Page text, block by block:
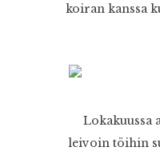
koiran kanssa
Lokakuussa
leivoin töihin